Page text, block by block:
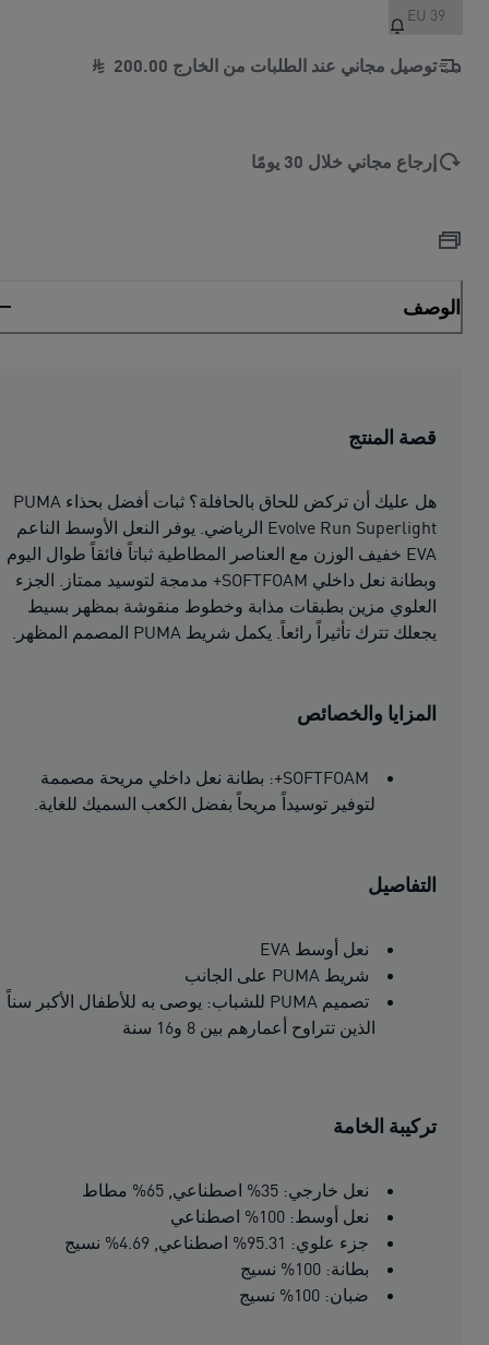
EU 39
توصيل مجاني عند الطلبات من الخارج 200.00
إرجاع مجاني خلال 30 يومًا
الوصف
قصة المنتج
هل عليك أن تركض للحاق بالحافلة؟ ثبات أفضل بحذاء PUMA
Evolve Run Superlight الرياضي. يوفر النعل الأوسط الناعم
EVA خفيف الوزن مع العناصر المطاطية ثباتاً فائقاً طوال اليوم
وبطانة نعل داخلي SOFTFOAM+ مدمجة لتوسيد ممتاز. الجزء
العلوي مزين بطبقات مذابة وخطوط منقوشة بمظهر بسيط
يجعلك تترك تأثيراً رائعاً. يكمل شريط PUMA المصمم المظهر.
المزايا والخصائص
SOFTFOAM+: بطانة نعل داخلي مريحة مصممة
لتوفير توسيداً مريحاً بفضل الكعب السميك للغاية.
التفاصيل
نعل أوسط EVA
شريط PUMA على الجانب
تصميم PUMA للشباب: يوصى به للأطفال الأكبر سناً
الذين تتراوح أعمارهم بين 8 و16 سنة
تركيبة الخامة
نعل خارجي: 35% اصطناعي, 65% مطاط
نعل أوسط: 100% اصطناعي
جزء علوي: 95.31% اصطناعي, 4.69% نسيج
بطانة: 100% نسيج
ضبان: 100% نسيج